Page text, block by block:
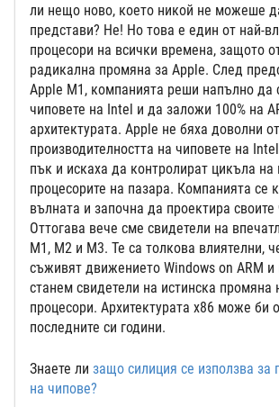
ли нещо ново, което никой не можеше
представи? Не! Но това е един от най-
процесори на всички времена, защото
радикална промяна за Apple. След
Apple M1, компанията реши напълно да
чиповете на Intel и да заложи 100% на
архитектурата. Apple не бяха доволни от
производителността на чиповете на
пък и искаха да контролират цикъла на
процесорите на пазара. Компанията се
вълната и започна да проектира своите
Оттогава вече сме свидетели на
M1, M2 и M3. Те са толкова влиятелни,
съживят движението Windows on ARM
станем свидетели на истинска промяна
процесори. Архитектурата x86 може би
последните си години.
Знаете ли защо силиция се използва за
на чипове?